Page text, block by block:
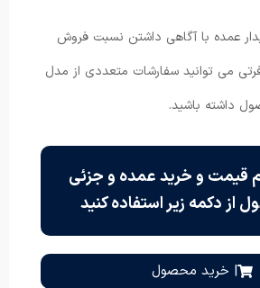
عمده با آگاهی داشتن نسبت فروش
می توانید سفارشات متعددی از مدل
داشته باشید.
قیمت و خرید عمده و جزئی
از دکمه زیر استفاده کنید
| خرید محصول